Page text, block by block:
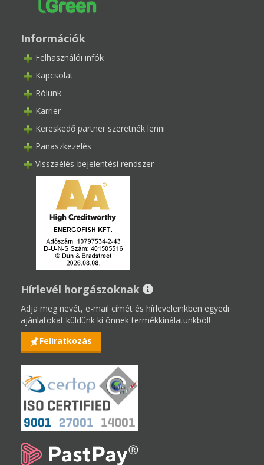
Információk
Felhasználói infók
Kapcsolat
Rólunk
Karrier
Kereskedő partner szeretnék lenni
Panaszkezelés
Visszaélés-bejelentési rendszer
Hírlevél horgászoknak
Adja meg nevét, e-mail címét és hírleveleinkben egyedi
ajánlatokat küldünk ki önnek termékkínálatunkból!
Feliratkozás